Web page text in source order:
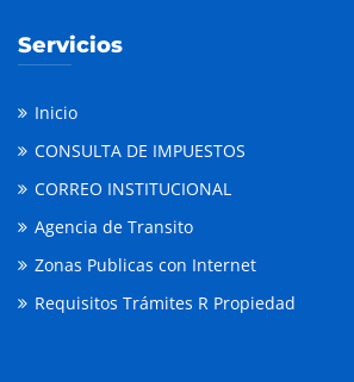
Servicios
Inicio
CONSULTA DE IMPUESTOS
CORREO INSTITUCIONAL
Agencia de Transito
Zonas Publicas con Internet
Requisitos Trámites R Propiedad